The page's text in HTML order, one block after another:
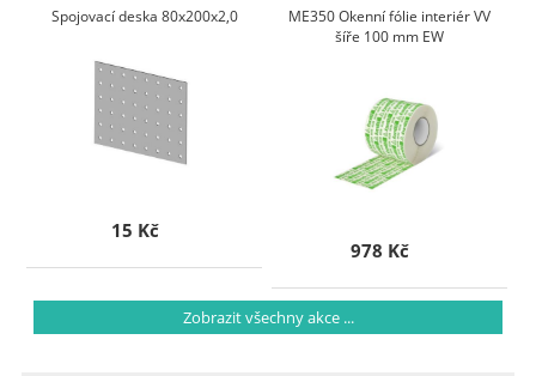
Spojovací deska 80x200x2,0
15 Kč
ME350 Okenní fólie interiér VV
šíře 100 mm EW
978 Kč
Zobrazit všechny akce ...